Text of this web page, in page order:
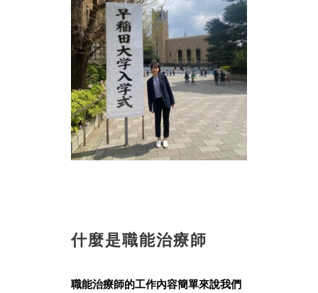
什麼是職能治療師
職能治療師的工作內容簡單來說我們